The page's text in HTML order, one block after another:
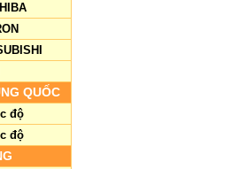
QUỐC
độ
độ